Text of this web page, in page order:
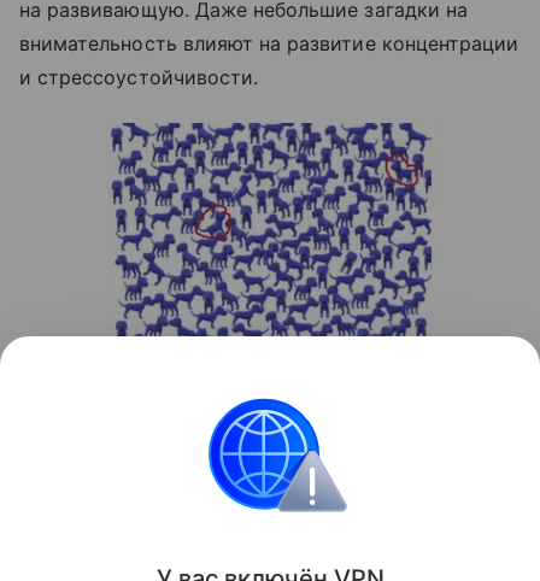
на развивающую. Даже небольшие загадки на
внимательность влияют на развитие концентрации
и стрессоустойчивости.